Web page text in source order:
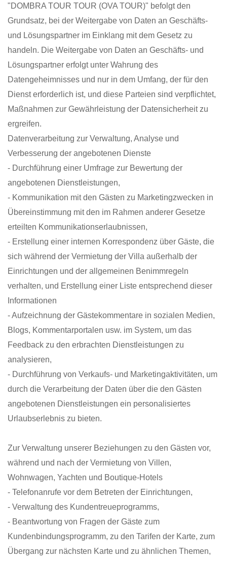
"DOMBRA TOUR TOUR (OVA TOUR)" befolgt den
Grundsatz, bei der Weitergabe von Daten an Geschäfts-
und Lösungspartner im Einklang mit dem Gesetz zu
handeln. Die Weitergabe von Daten an Geschäfts- und
Lösungspartner erfolgt unter Wahrung des
Datengeheimnisses und nur in dem Umfang, der für den
Dienst erforderlich ist, und diese Parteien sind verpflichtet,
Maßnahmen zur Gewährleistung der Datensicherheit zu
ergreifen.
Datenverarbeitung zur Verwaltung, Analyse und
Verbesserung der angebotenen Dienste
- Durchführung einer Umfrage zur Bewertung der
angebotenen Dienstleistungen,
- Kommunikation mit den Gästen zu Marketingzwecken in
Übereinstimmung mit den im Rahmen anderer Gesetze
erteilten Kommunikationserlaubnissen,
- Erstellung einer internen Korrespondenz über Gäste, die
sich während der Vermietung der Villa außerhalb der
Einrichtungen und der allgemeinen Benimmregeln
verhalten, und Erstellung einer Liste entsprechend dieser
Informationen
- Aufzeichnung der Gästekommentare in sozialen Medien,
Blogs, Kommentarportalen usw. im System, um das
Feedback zu den erbrachten Dienstleistungen zu
analysieren,
- Durchführung von Verkaufs- und Marketingaktivitäten, um
durch die Verarbeitung der Daten über die den Gästen
angebotenen Dienstleistungen ein personalisiertes
Urlaubserlebnis zu bieten.
Zur Verwaltung unserer Beziehungen zu den Gästen vor,
während und nach der Vermietung von Villen,
Wohnwagen, Yachten und Boutique-Hotels
- Telefonanrufe vor dem Betreten der Einrichtungen,
- Verwaltung des Kundentreueprogramms,
- Beantwortung von Fragen der Gäste zum
Kundenbindungsprogramm, zu den Tarifen der Karte, zum
Übergang zur nächsten Karte und zu ähnlichen Themen,